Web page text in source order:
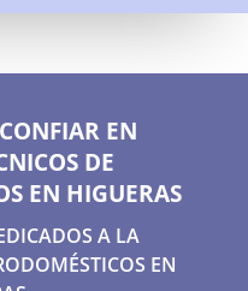
EN
DE
EN HIGUERAS
A LA
EN